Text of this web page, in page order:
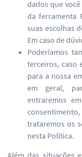
dados que
da ferramenta
suas escolhas
Em caso de
Poderíamos
terceiros, caso
para a nossa
em geral,
entraremos
trataremos os
nesta Política.
Além das situações